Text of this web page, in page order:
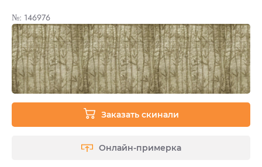
№: 146976
Заказать скинали
Онлайн-примерка